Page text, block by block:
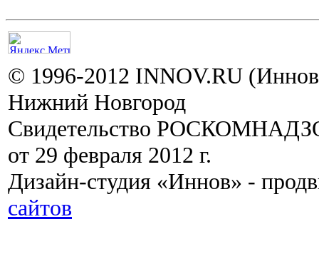
© 1996-2012 INNOV.RU
Нижний Новгород
Свидетельство
от 29 февраля 2012 г.
Дизайн-студия «Иннов» -
сайтов